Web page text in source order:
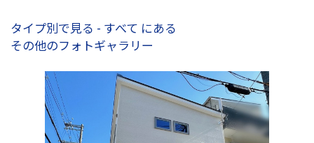
タイプ別で見る - すべて にある
その他のフォトギャラリー